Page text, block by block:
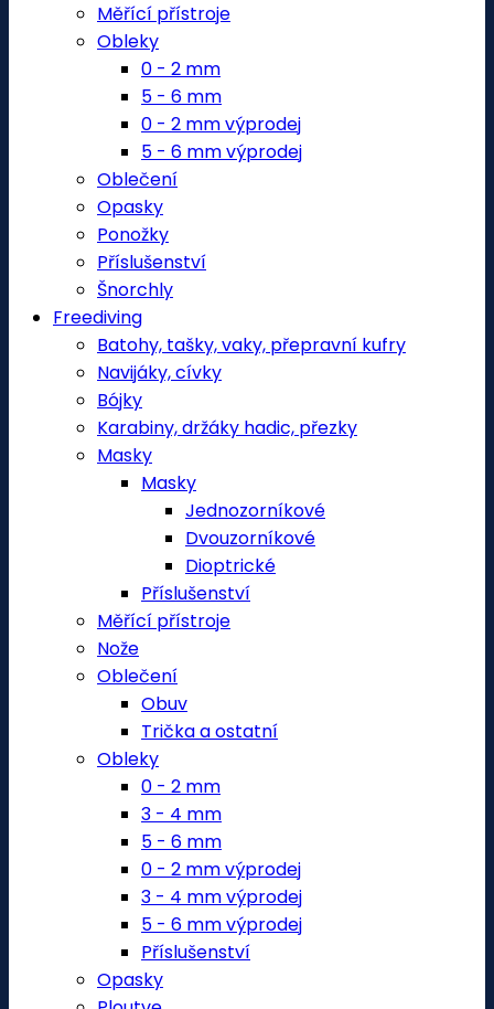
Měřící přístroje
Obleky
0 - 2 mm
5 - 6 mm
0 - 2 mm výprodej
5 - 6 mm výprodej
Oblečení
Opasky
Ponožky
Příslušenství
Šnorchly
Freediving
Batohy, tašky, vaky, přepravní kufry
Navijáky, cívky
Bójky
Karabiny, držáky hadic, přezky
Masky
Masky
Jednozorníkové
Dvouzorníkové
Dioptrické
Příslušenství
Měřící přístroje
Nože
Oblečení
Obuv
Trička a ostatní
Obleky
0 - 2 mm
3 - 4 mm
5 - 6 mm
0 - 2 mm výprodej
3 - 4 mm výprodej
5 - 6 mm výprodej
Příslušenství
Opasky